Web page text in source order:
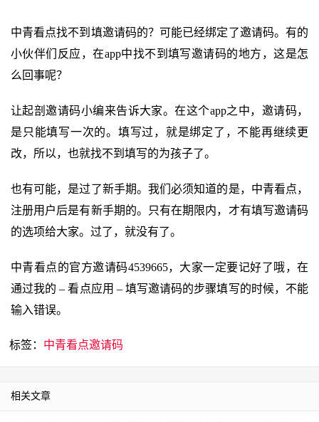
中青看点找不到填邀请码的？可能已经绑定了邀请码。有的
小伙伴们反应，在app中找不到填写邀请码的地方，这是怎
么回事呢？
让起剖邀请码小编来告诉大家。在这个app之中，邀请码，
是只能填写一次的。填写过，就是绑定了，不能再继续更
改，所以，也就找不到填写的为孩子了。
也有可能，是过了新手期。我们必须知道的是，中青看点，
注册用户后是有新手期的。只有在期限内，才有填写邀请码
的选项给大家。过了，就没有了。
中青看点的官方邀请码4539665，大家一定要记好了哦，在
通过我的 – 看点应用 – 填写邀请码的步骤填写的时候，不能
输入错误。
标签： 中青看点邀请码
相关文章